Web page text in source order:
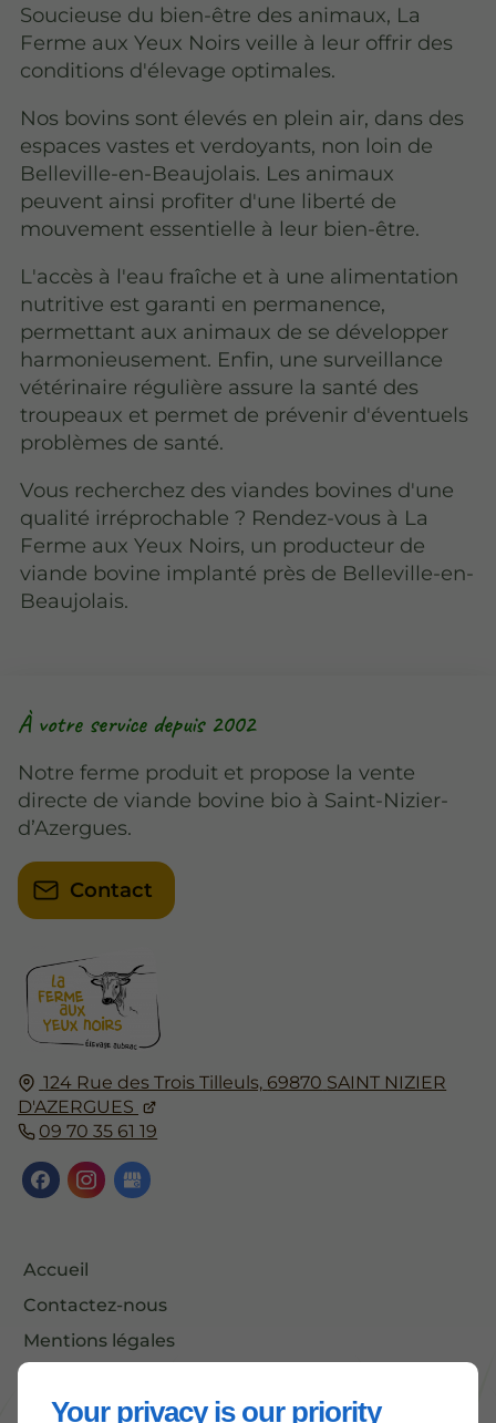
Your privacy is our priority
Soucieuse du bien-être des animaux, La
Ferme aux Yeux Noirs veille à leur offrir des
conditions d'élevage optimales.
Nos bovins sont élevés en plein air, dans des
espaces vastes et verdoyants, non loin de
Belleville-en-Beaujolais. Les animaux
peuvent ainsi profiter d'une liberté de
mouvement essentielle à leur bien-être.
L'accès à l'eau fraîche et à une alimentation
nutritive est garanti en permanence,
permettant aux animaux de se développer
harmonieusement. Enfin, une surveillance
vétérinaire régulière assure la santé des
troupeaux et permet de prévenir d'éventuels
problèmes de santé.
Vous recherchez des viandes bovines d'une
qualité irréprochable ? Rendez-vous à La
Ferme aux Yeux Noirs, un producteur de
viande bovine implanté près de Belleville-en-
Beaujolais.
À votre service depuis 2002
Notre ferme produit et propose la vente
directe de viande bovine bio à Saint-Nizier-
d’Azergues.
Contact
124 Rue des Trois Tilleuls, 69870 SAINT NIZIER
D'AZERGUES
09 70 35 61 19
Accueil
Contactez-nous
Mentions légales